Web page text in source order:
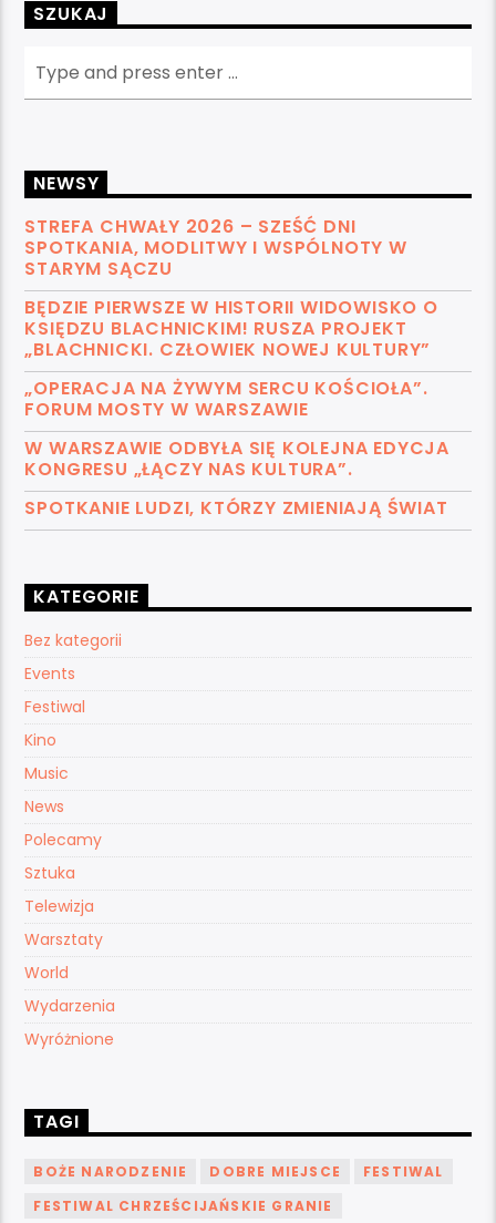
SZUKAJ
NEWSY
STREFA CHWAŁY 2026 – SZEŚĆ DNI
SPOTKANIA, MODLITWY I WSPÓLNOTY W
STARYM SĄCZU
BĘDZIE PIERWSZE W HISTORII WIDOWISKO O
KSIĘDZU BLACHNICKIM! RUSZA PROJEKT
„BLACHNICKI. CZŁOWIEK NOWEJ KULTURY”
„OPERACJA NA ŻYWYM SERCU KOŚCIOŁA”.
FORUM MOSTY W WARSZAWIE
W WARSZAWIE ODBYŁA SIĘ KOLEJNA EDYCJA
KONGRESU „ŁĄCZY NAS KULTURA”.
SPOTKANIE LUDZI, KTÓRZY ZMIENIAJĄ ŚWIAT
KATEGORIE
Bez kategorii
Events
Festiwal
Kino
Music
News
Polecamy
Sztuka
Telewizja
Warsztaty
World
Wydarzenia
Wyróżnione
TAGI
BOŻE NARODZENIE DOBRE MIEJSCE
FESTIWAL
FESTIWAL CHRZEŚCIJAŃSKIE GRANIE